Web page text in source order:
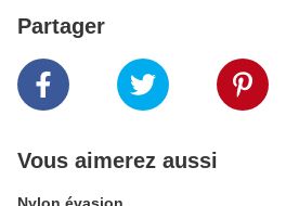
Partager
Vous aimerez aussi